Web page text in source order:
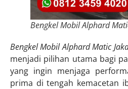
Bengkel Mobil Alphard
Bengkel Mobil Alphard Matic
menjadi pilihan utama bagi
yang ingin menjaga
prima di tengah kemacetan